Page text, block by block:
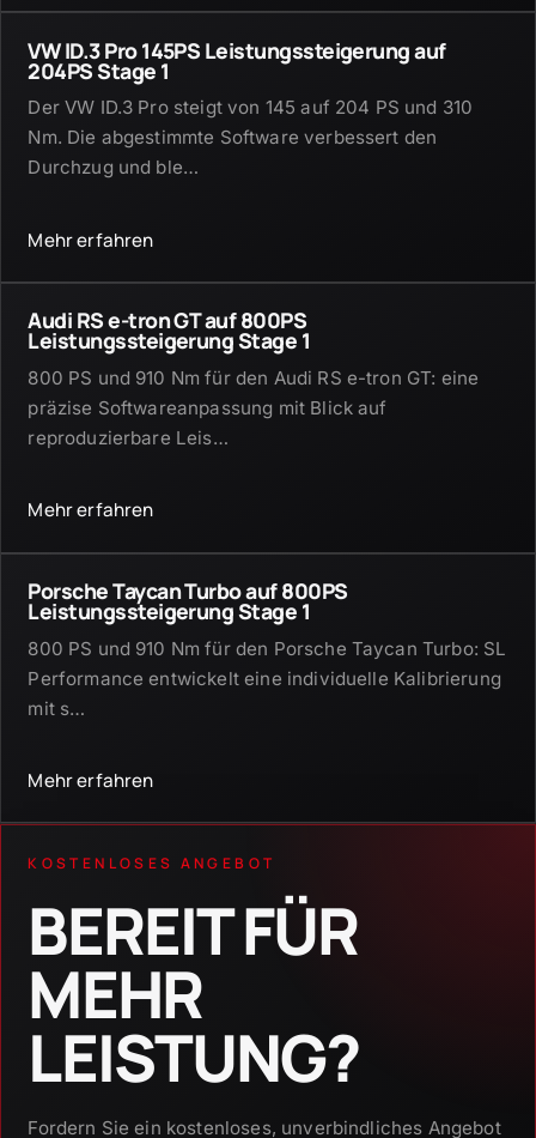
VW ID.3 Pro 145PS Leistungssteigerung auf
204PS Stage 1
Der VW ID.3 Pro steigt von 145 auf 204 PS und 310
Nm. Die abgestimmte Software verbessert den
Durchzug und ble…
Mehr erfahren
Audi RS e-tron GT auf 800PS
Leistungssteigerung Stage 1
800 PS und 910 Nm für den Audi RS e-tron GT: eine
präzise Softwareanpassung mit Blick auf
reproduzierbare Leis…
Mehr erfahren
Porsche Taycan Turbo auf 800PS
Leistungssteigerung Stage 1
800 PS und 910 Nm für den Porsche Taycan Turbo: SL
Performance entwickelt eine individuelle Kalibrierung
mit s…
Mehr erfahren
KOSTENLOSES ANGEBOT
BEREIT FÜR
MEHR
LEISTUNG?
Fordern Sie ein kostenloses, unverbindliches Angebot